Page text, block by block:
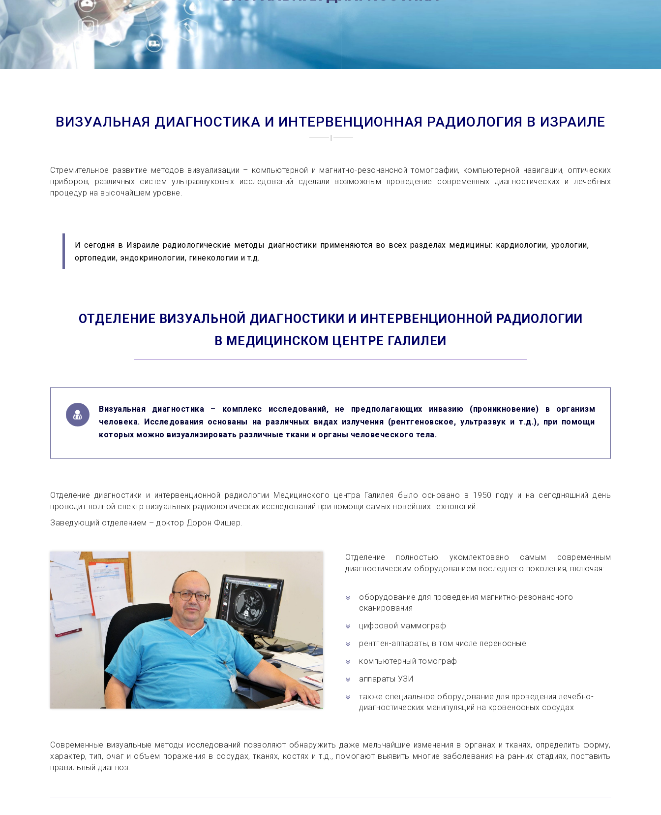
ВИЗУАЛЬНАЯ ДИАГНОСТИКА И ИНТЕРВЕНЦИОННАЯ РАДИОЛОГИЯ В ИЗРАИЛЕ
Стремительное развитие методов визуализации – компьютерной и магнитно-резонансной томографии, компьютерной навигации, оптических
приборов, различных систем ультразвуковых исследований сделали возможным проведение современных диагностических и лечебных
процедур на высочайшем уровне.
И сегодня в Израиле радиологические методы диагностики применяются во всех разделах медицины: кардиологии, урологии,
ортопедии, эндокринологии, гинекологии и т.д.
ОТДЕЛЕНИЕ ВИЗУАЛЬНОЙ ДИАГНОСТИКИ И ИНТЕРВЕНЦИОННОЙ РАДИОЛОГИИ
В МЕДИЦИНСКОМ ЦЕНТРЕ ГАЛИЛЕИ
Визуальная диагностика – комплекс исследований, не предполагающих инвазию (проникновение) в организм
человека. Исследования основаны на различных видах излучения (рентгеновское, ультразвук и т.д.), при помощи
которых можно визуализировать различные ткани и органы человеческого тела.
Отделение диагностики и интервенционной радиологии Медицинского центра Галилея было основано в 1950 году и на сегодняшний день
проводит полной спектр визуальных радиологических исследований при помощи самых новейших технологий.
Заведующий отделением – доктор Дорон Фишер.
Отделение полностью укомлектовано самым современным
диагностическим оборудованием последнего поколения, включая:
оборудование для проведения магнитно-резонансного
сканирования
цифровой маммограф
рентген-аппараты, в том числе переносные
компьютерный томограф
аппараты УЗИ
также специальное оборудование для проведения лечебно-
диагностических манипуляций на кровеносных сосудах
Современные визуальные методы исследований позволяют обнаружить даже мельчайшие изменения в органах и тканях, определить форму,
характер, тип, очаг и объем поражения в сосудах, тканях, костях и т.д., помогают выявить многие заболевания на ранних стадиях, поставить
правильный диагноз.